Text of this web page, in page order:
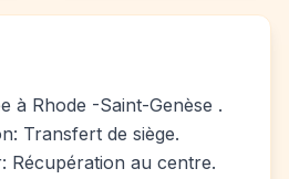
à Rhode -Saint-Genèse .
Transfert de siège.
Récupération au centre.